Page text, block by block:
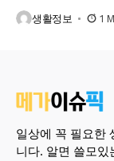
생활정보 1
일상에 꼭 필요한
니다. 알면 쓸모